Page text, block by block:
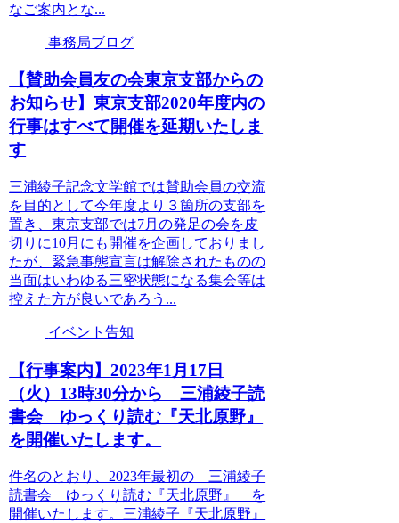
なご案内とな...
事務局ブログ
【賛助会員友の会東京支部からの
お知らせ】東京支部2020年度内の
行事はすべて開催を延期いたしま
す
三浦綾子記念文学館では賛助会員の交流
を目的として今年度より３箇所の支部を
置き、東京支部では7月の発足の会を皮
切りに10月にも開催を企画しておりまし
たが、緊急事態宣言は解除されたものの
当面はいわゆる三密状態になる集会等は
控えた方が良いであろう...
イベント告知
【行事案内】2023年1月17日
（火）13時30分から 三浦綾子読
書会 ゆっくり読む『天北原野』
を開催いたします。
件名のとおり、2023年最初の 三浦綾子
読書会 ゆっくり読む『天北原野』 を
開催いたします。三浦綾子『天北原野』